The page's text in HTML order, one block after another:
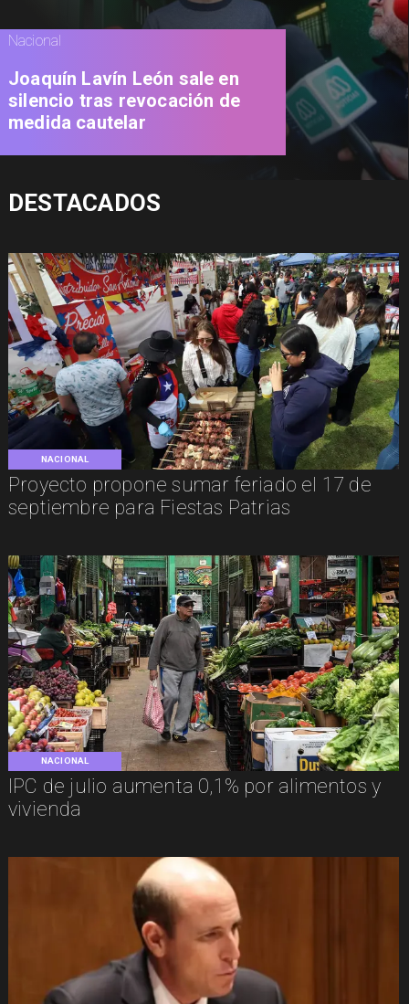
NACIONAL
Proyecto propone sumar feriado el 17 de
septiembre para Fiestas Patrias
NACIONAL
IPC de julio aumenta 0,1% por alimentos y
vivienda
Nacional
Joaquín Lavín León sale en
silencio tras revocación de
medida cautelar
DESTACADOS